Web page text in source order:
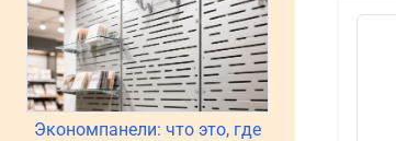
Экономпанели: что это, где